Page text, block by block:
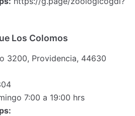
Los Colomos
3200, Providencia, 44630
7:00 a 19:00 hrs